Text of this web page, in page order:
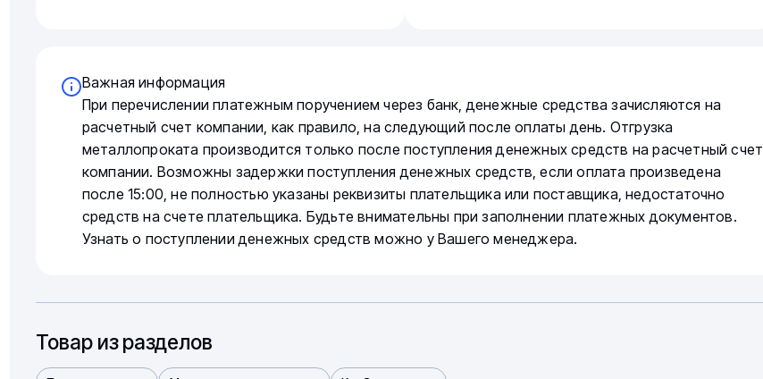
Важная информация
При перечислении платежным поручением через банк, денежные средства зачисляются на
расчетный счет компании, как правило, на следующий после оплаты день. Отгрузка
металлопроката производится только после поступления денежных средств на расчетный счет
компании. Возможны задержки поступления денежных средств, если оплата произведена
после 15:00, не полностью указаны реквизиты плательщика или поставщика, недостаточно
средств на счете плательщика. Будьте внимательны при заполнении платежных документов.
Узнать о поступлении денежных средств можно у Вашего менеджера.
Товар из разделов